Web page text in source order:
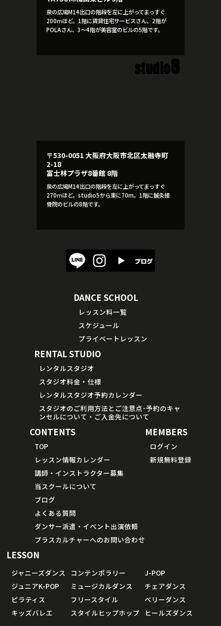
泉の広場M14出口の階段を左に上がってまっすぐ
200ｍほど。1階に賃貸住宅サービスさん、2階が
POLAさん、3～4階が美容室のビルの5階です。
studio8
〒530-0051 大阪府大阪市北区太融寺町
2-18
富士林プラザ8番館 8階
泉の広場M14出口の階段を左に上がってまっすぐ
270ｍほど。studio5から東に70m。1階に鍼灸接
骨院のビルの8階です。
DANCE SCHOOL
レッスン料一覧
スケジュール
プライベートレッスン
RENTAL STUDIO
レンタルスタジオ
スタジオ料金・仕様
レンタルスタジオ予約カレンダー
スタジオのご利用方法とご注意点･予約のキャ
ンセルについて・ご入金先について
CONTENTS
TOP
レッスン情報カレンダー
講師・インストラクター募集
当スクールについて
ブログ
よくある質問
ダンサー派遣・イベント出演依頼
プラスカルチャーへのお問い合わせ
MEMBERS
ログイン
新規無料登録
LESSON
ジャニーズダンス
ジュニアK-POP
ピラティス
キッズバレエ
コンテンポラリー
ミュージカルダンス
フリースタイル
スタイルヒップホップ
J-POP
チェアダンス
ベリーダンス
ヒールズダンス